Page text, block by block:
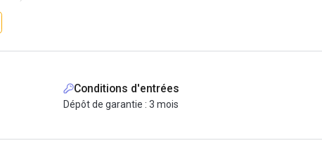
Conditions d'entrées
Dépôt de garantie : 3 mois